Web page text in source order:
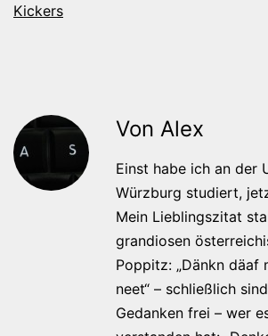
Kickers
Von Alex
Einst habe ich an der
Würzburg studiert,
Mein Lieblingszitat
grandiosen
Poppitz: „Dänkn däaf
neet“ – schließlich
Gedanken frei – wer